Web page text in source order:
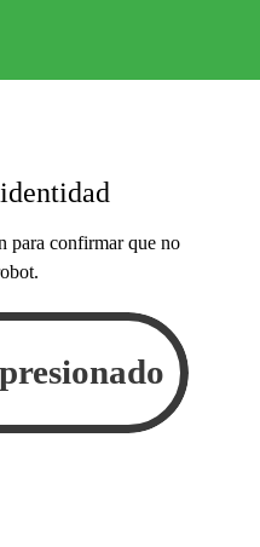
para confirmar que no